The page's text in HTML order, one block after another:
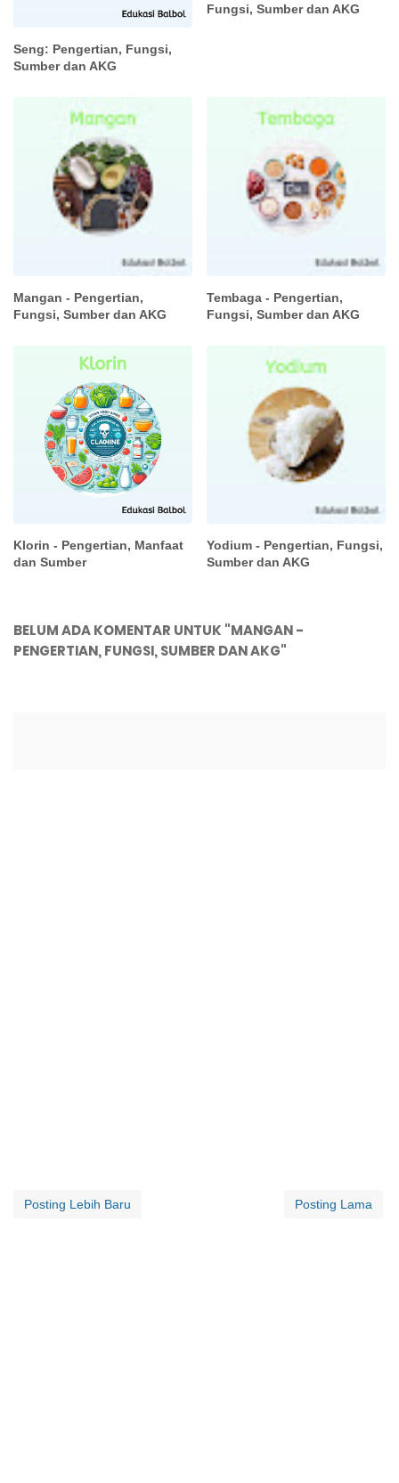
Seng: Pengertian, Fungsi,
Sumber dan AKG
Fungsi, Sumber dan AKG
Mangan - Pengertian,
Fungsi, Sumber dan AKG
Tembaga - Pengertian,
Fungsi, Sumber dan AKG
Klorin - Pengertian, Manfaat
dan Sumber
Yodium - Pengertian, Fungsi,
Sumber dan AKG
BELUM ADA KOMENTAR UNTUK "MANGAN -
PENGERTIAN, FUNGSI, SUMBER DAN AKG"
Posting Lebih Baru Posting Lama